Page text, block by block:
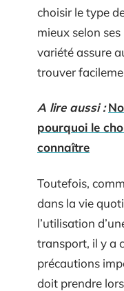
choisir le type
mieux selon
variété assure
trouver
A lire aussi :
pourquoi le
connaître
Toutefois,
dans la vie
l’utilisation
transport, il y a
précautions
doit prendre